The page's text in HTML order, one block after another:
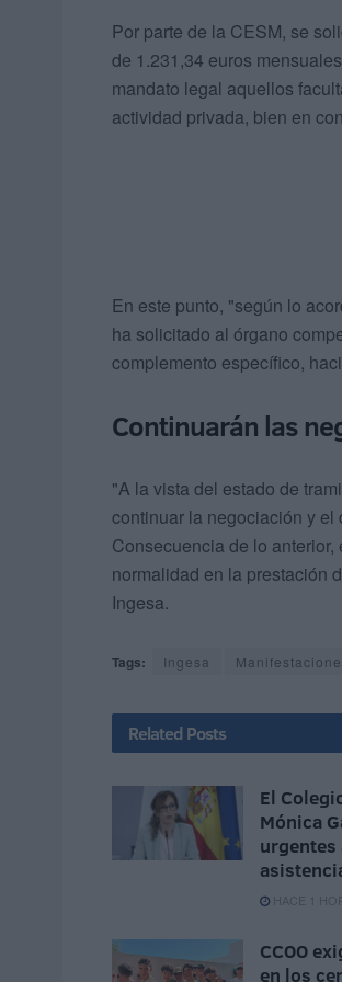
Por parte de la CESM, se
de 1.231,34 euros mensuales
mandato legal aquellos
actividad privada, bien en
En este punto, "según lo
ha solicitado al órgano
complemento específico,
Continuarán las
"A la vista del estado de
continuar la negociación y
Consecuencia de lo
normalidad en la prestación
Ingesa.
Tags: Ingesa
Related Posts
El
Mónica
HACE 1
CCOO
en los